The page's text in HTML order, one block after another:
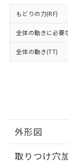
もどりの力(RF)
全体の動きに必要
全体の動き(TT)
外形図
取りつけ穴
品
を
の
用
とができ
EU
51物質
※本証明
欄に対
既に当
り、
す。